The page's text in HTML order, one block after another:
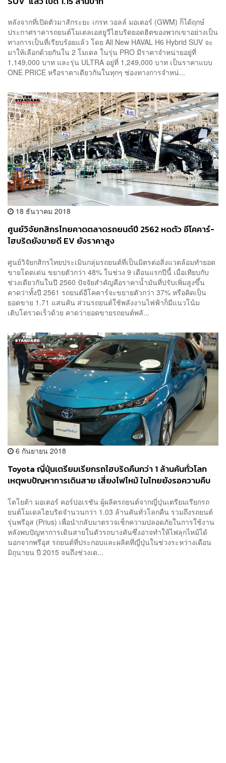
หลังจากที่เปิดตัวมาสักระยะ เกรท วอลล์ มอเตอร์ (GWM) ก็ได้ฤกษ์
ประกาศราคารถยนต์โมเดลเอสยูวีไฮบริดยอดฮิตของพวกเขาอย่างเป็น
ทางการเป็นที่เรียบร้อยแล้ว โดย All New HAVAL H6 Hybrid SUV จะ
มาให้เลือกด้วยกันใน 2 โมเดล ในรุ่น PRO มีราคาจำหน่ายอยู่ที่
1,149,000 บาท และรุ่น ULTRA อยู่ที่ 1,249,000 บาท เป็นราคาแบบ
ONE PRICE หรือราคาเดียวกันในทุกๆ ช่องทางการจำหน่...
18 ธันวาคม 2018
ศูนย์วิจัยกสิกรไทยคาดตลาดรถยนต์ปี 2562 หดตัว อีโคคาร์-
ไฮบริดยังขายดี EV ยังราคาสูง
ศูนย์วิจัยกสิกรไทยประเมินกลุ่มรถยนต์ที่เป็นมิตรต่อสิ่งแวดล้อมทำยอด
ขายโดดเด่น ขยายตัวกว่า 48% ในช่วง 9 เดือนแรกปีนี้ เมื่อเทียบกับ
ช่วงเดียวกันในปี 2560 ปัจจัยสำคัญคือราคาน้ำมันที่ปรับเพิ่มสูงขึ้น
คาดว่าทั้งปี 2561 รถยนต์อีโคคาร์จะขยายตัวกว่า 37% หรือคิดเป็น
ยอดขาย 1.71 แสนคัน ส่วนรถยนต์ใช้พลังงานไฟฟ้าก็มีแนวโน้ม
เติบโตรวดเร็วด้วย คาดว่ายอดขายรถยนต์พลั...
6 กันยายน 2018
Toyota ญี่ปุ่นเตรียมเรียกรถไฮบริดคืนกว่า 1 ล้านคันทั่วโลก
เหตุพบปัญหาการเดินสาย เสี่ยงไฟไหม้ ในไทยยังรอความคืบ
โตโยต้า มอเตอร์ คอร์ปอเรชัน ผู้ผลิตรถยนต์จากญี่ปุ่นเตรียมเรียกรถ
ยนต์โมเดลไฮบริดจำนวนกว่า 1.03 ล้านคันทั่วโลกคืน รวมถึงรถยนต์
รุ่นพรีอุส (Prius) เพื่อนำกลับมาตรวจเช็กความปลอดภัยในการใช้งาน
หลังพบปัญหาการเดินสายในตัวรถบางคันซึ่งอาจทำให้ไฟลุกไหม้ได้
นอกจากพรีอุส รถยนต์ที่ประกอบและผลิตที่ญี่ปุ่นในช่วงระหว่างเดือน
มิถุนายน ปี 2015 จนถึงช่วงเด...